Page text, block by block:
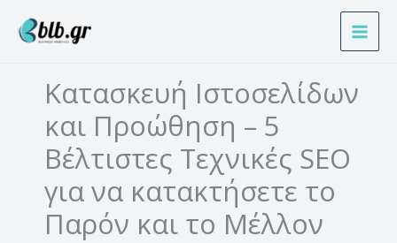
στο
Κατασκευή Ιστοσελίδων
και Προώθηση – 5
Βέλτιστες Τεχνικές SEO
για να κατακτήσετε το
Παρόν και το Μέλλον
ν